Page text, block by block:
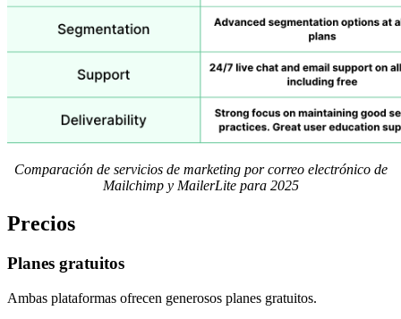
Comparación de servicios de marketing por correo electrónico de
Mailchimp y MailerLite para 2025
Precios
Planes gratuitos
Ambas plataformas ofrecen generosos planes gratuitos.